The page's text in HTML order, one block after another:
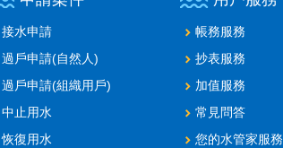
接水申請
過戶申請(自然人)
過戶申請(組織用戶)
中止用水
恢復用水
帳務服務
抄表服務
加值服務
常見問答
您的水管家服務